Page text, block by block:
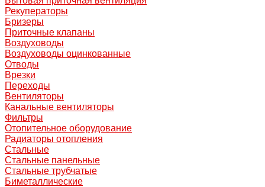
Рекуператоры
Бризеры
Приточные клапаны
Воздуховоды
Воздуховоды оцинкованные
Отводы
Врезки
Переходы
Вентиляторы
Канальные вентиляторы
Фильтры
Отопительное оборудование
Радиаторы отопления
Стальные
Стальные панельные
Стальные трубчатые
Биметаллические